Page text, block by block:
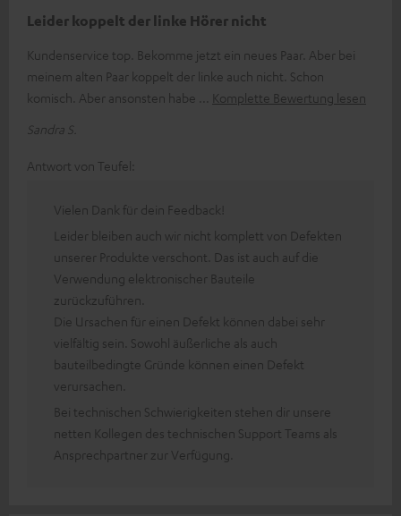
Leider koppelt der linke Hörer nicht
Kundenservice top. Bekomme jetzt ein neues Paar. Aber bei
meinem alten Paar koppelt der linke auch nicht. Schon
komisch. Aber ansonsten habe
Komplette Bewertung lesen
Sandra S.
Antwort von Teufel:
Vielen Dank für dein Feedback!
Leider bleiben auch wir nicht komplett von Defekten
unserer Produkte verschont. Das ist auch auf die
Verwendung elektronischer Bauteile
zurückzuführen.
Die Ursachen für einen Defekt können dabei sehr
vielfältig sein. Sowohl äußerliche als auch
bauteilbedingte Gründe können einen Defekt
verursachen.
Bei technischen Schwierigkeiten stehen dir unsere
netten Kollegen des technischen Support Teams als
Ansprechpartner zur Verfügung.